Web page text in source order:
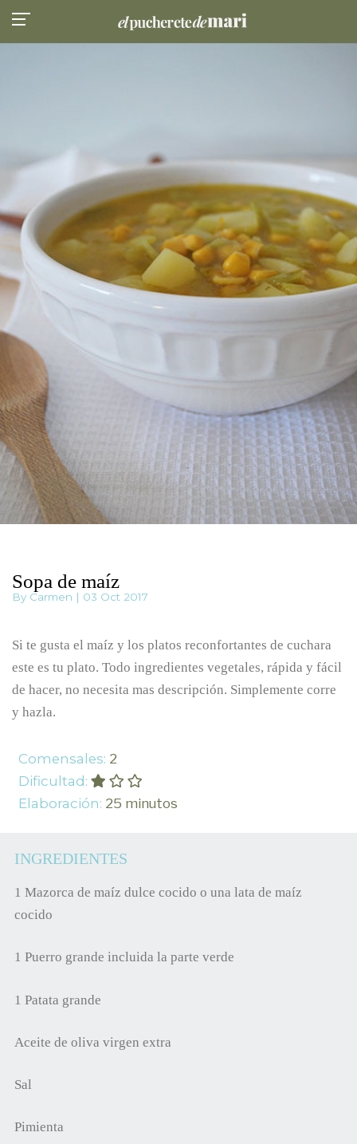
Sopa de maíz
By Carmen | 03 Oct 2017
Si te gusta el maíz y los platos reconfortantes de cuchara
este es tu plato. Todo ingredientes vegetales, rápida y fácil
de hacer, no necesita mas descripción. Simplemente corre
y hazla.
Comensales: 2
Dificultad:
Elaboración: 25 minutos
INGREDIENTES
1 Mazorca de maíz dulce cocido o una lata de maíz
cocido
1 Puerro grande incluida la parte verde
1 Patata grande
Aceite de oliva virgen extra
Sal
Pimienta